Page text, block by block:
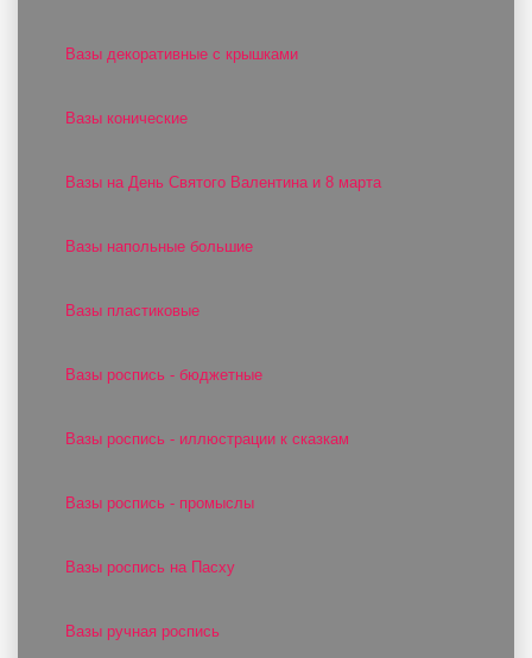
Вазы декоративные с крышками
Вазы конические
Вазы на День Святого Валентина и 8 марта
Вазы напольные большие
Вазы пластиковые
Вазы роспись - бюджетные
Вазы роспись - иллюстрации к сказкам
Вазы роспись - промыслы
Вазы роспись на Пасху
Вазы ручная роспись